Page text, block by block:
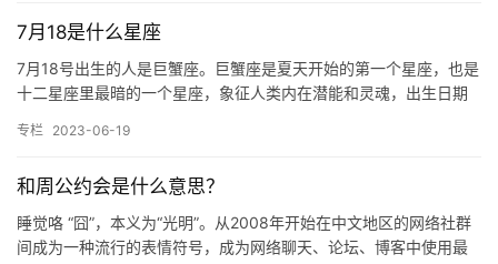
7月18是什么星座
7月18号出生的人是巨蟹座。巨蟹座是夏天开始的第一个星座，也是
十二星座里最暗的一个星座，象征人类内在潜能和灵魂，出生日期
专栏 2023-06-19
和周公约会是什么意思？
睡觉咯 “囧”，本义为“光明”。从2008年开始在中文地区的网络社群
间成为一种流行的表情符号，成为网络聊天、论坛、博客中使用最